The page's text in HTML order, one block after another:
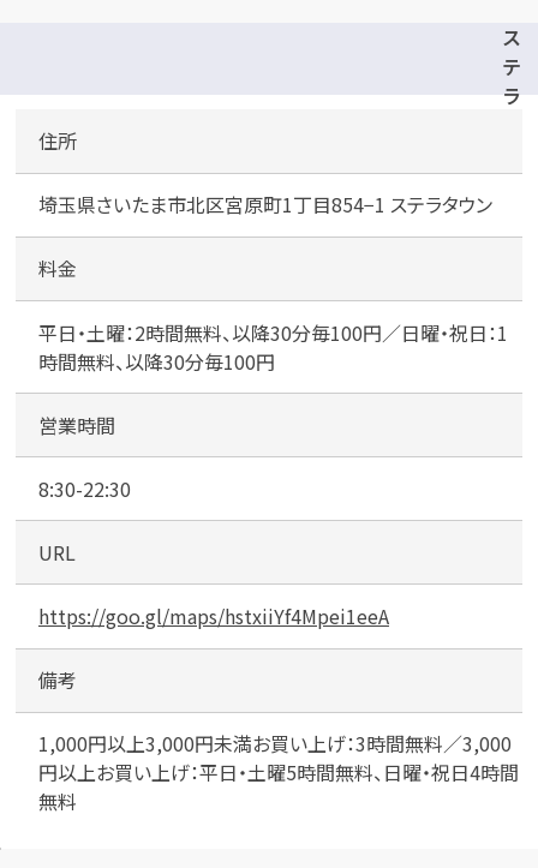
ス
テ
ラ
ン
体
駐
住所
埼玉県さいたま市北区宮原町1丁目854−1 ステラタウン
料金
平日・土曜：2時間無料、以降30分毎100円／日曜・祝日：1
時間無料、以降30分毎100円
営業時間
8:30-22:30
URL
https://goo.gl/maps/hstxiiYf4Mpei1eeA
備考
1,000円以上3,000円未満お買い上げ：3時間無料／3,000
円以上お買い上げ：平日・土曜5時間無料、日曜・祝日4時間
無料